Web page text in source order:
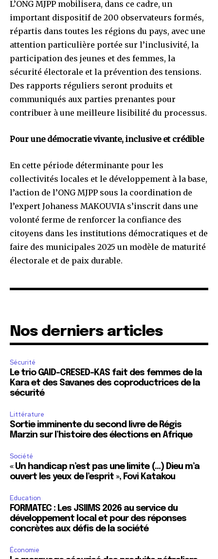
L’ONG MJPP mobilisera, dans ce cadre, un
important dispositif de 200 observateurs formés,
répartis dans toutes les régions du pays, avec une
attention particulière portée sur l’inclusivité, la
participation des jeunes et des femmes, la
sécurité électorale et la prévention des tensions.
Des rapports réguliers seront produits et
communiqués aux parties prenantes pour
contribuer à une meilleure lisibilité du processus.
Pour une démocratie vivante, inclusive et crédible
En cette période déterminante pour les
collectivités locales et le développement à la base,
l’action de l’ONG MJPP sous la coordination de
l’expert Johaness MAKOUVIA s’inscrit dans une
volonté ferme de renforcer la confiance des
citoyens dans les institutions démocratiques et de
faire des municipales 2025 un modèle de maturité
électorale et de paix durable.
Nos derniers articles
Sécurité
Le trio GAID-CRESED-KAS fait des femmes de la
Kara et des Savanes des coproductrices de la
sécurité
Littérature
Sortie imminente du second livre de Régis
Marzin sur l’histoire des élections en Afrique
Société
« Un handicap n’est pas une limite (…) Dieu m’a
ouvert les yeux de l’esprit », Fovi Katakou
Education
FORMATEC : Les JSIIMS 2026 au service du
développement local et pour des réponses
concrètes aux défis de la société
Économie